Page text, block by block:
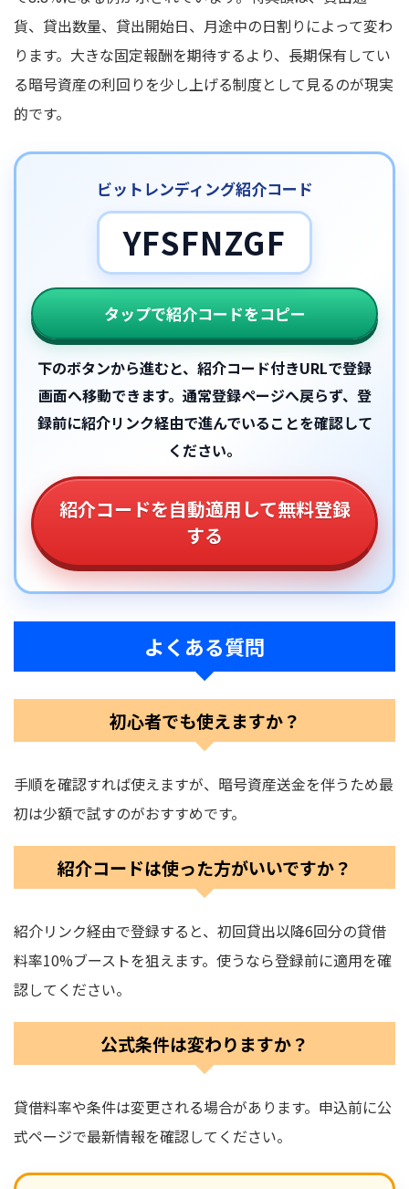
貨、貸出数量、貸出開始日、月途中の日割りによって変わ
ります。大きな固定報酬を期待するより、長期保有してい
る暗号資産の利回りを少し上げる制度として見るのが現実
的です。
ビットレンディング紹介コード
YFSFNZGF
タップで紹介コードをコピー
下のボタンから進むと、紹介コード付きURLで登録
画面へ移動できます。通常登録ページへ戻らず、登
録前に紹介リンク経由で進んでいることを確認して
ください。
紹介コードを自動適用して無料登録
する
よくある質問
初心者でも使えますか？
手順を確認すれば使えますが、暗号資産送金を伴うため最
初は少額で試すのがおすすめです。
紹介コードは使った方がいいですか？
紹介リンク経由で登録すると、初回貸出以降6回分の貸借
料率10%ブーストを狙えます。使うなら登録前に適用を確
認してください。
公式条件は変わりますか？
貸借料率や条件は変更される場合があります。申込前に公
式ページで最新情報を確認してください。